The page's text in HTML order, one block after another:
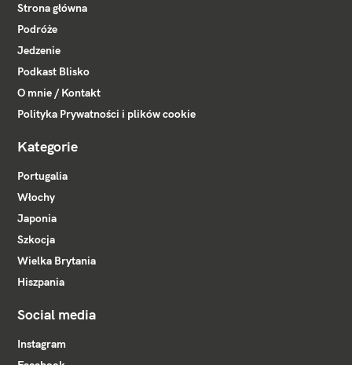
Strona główna
Podróże
Jedzenie
Podkast Blisko
O mnie / Kontakt
Polityka Prywatności i plików cookie
Kategorie
Portugalia
Włochy
Japonia
Szkocja
Wielka Brytania
Hiszpania
Social media
Instagram